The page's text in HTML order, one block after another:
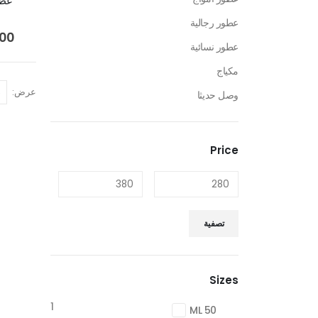
عرض:
عطور رجالية
عطور نسائية
مكياج
وصل حديثا
Price
تصفية
Sizes
50 ML
1